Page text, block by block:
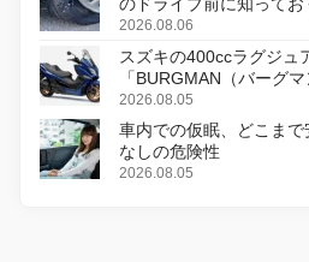
2026.08.06
スズキの400ccラグジュ
「BURGMAN（バーグ
変更し、8月18日に発売
2026.08.05
車内での仮眠、どこま
なしの危険性
2026.08.05